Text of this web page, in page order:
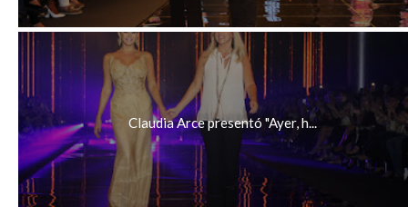
Claudia Arce presentó "Ayer, h...